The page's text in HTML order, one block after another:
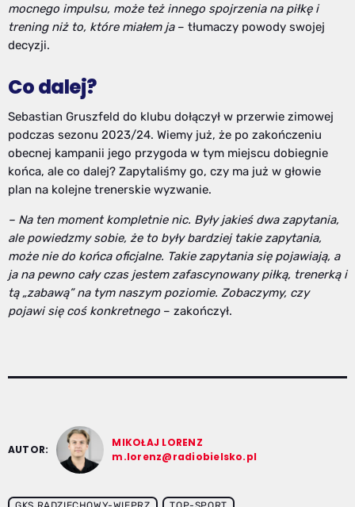
mocnego impulsu, może też innego spojrzenia na piłkę i
trening niż to, które miałem ja– tłumaczy powody swojej
decyzji.
Co dalej?
Sebastian Gruszfeld do klubu dołączył w przerwie zimowej
podczas sezonu 2023/24. Wiemy już, że po zakończeniu
obecnej kampanii jego przygoda w tym miejscu dobiegnie
końca, ale co dalej? Zapytaliśmy go, czy ma już w głowie
plan na kolejne trenerskie wyzwanie.
– Na ten moment kompletnie nic. Były jakieś dwa zapytania,
ale powiedzmy sobie, że to były bardziej takie zapytania,
może nie do końca oficjalne. Takie zapytania się pojawiają, a
ja na pewno cały czas jestem zafascynowany piłką, trenerką i
tą „zabawą” na tym naszym poziomie. Zobaczymy, czy
pojawi się coś konkretnego – zakończył.
AUTOR:
MIKOŁAJ LORENZ
m.lorenz@radiobielsko.pl